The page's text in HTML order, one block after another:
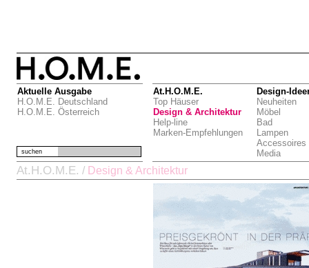
Aktuelle Ausgabe
H.O.M.E. Deutschland
H.O.M.E. Österreich
At.H.O.M.E.
Top Häuser
Design & Architektur
Help-line
Marken-Empfehlungen
Design-
Neuheiten
Möbel
Bad
Lampen
Accessoires
Media
suchen
At.H.O.M.E. / Design & Architektur